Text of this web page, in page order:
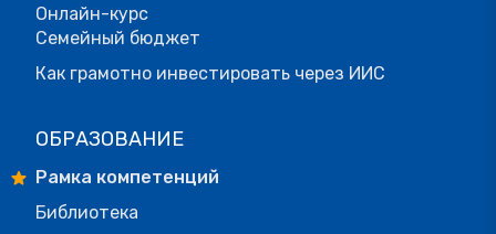
Онлайн-курс
Семейный бюджет
Как грамотно инвестировать через ИИС
ОБРАЗОВАНИЕ
Рамка компетенций
Библиотека